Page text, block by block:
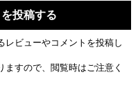
投稿する
レビューやコメントを投稿し
すので、閲覧時はご注意く